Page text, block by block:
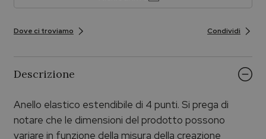
Dove ci troviamo Condividi
Descrizione
Anello elastico estendibile di 4 punti. Si prega di
notare che le dimensioni del prodotto possono
variare in funzione della misura della creazione